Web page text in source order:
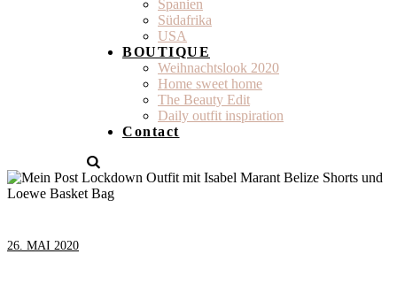
Spanien
Südafrika
USA
BOUTIQUE
Weihnachtslook 2020
Home sweet home
The Beauty Edit
Daily outfit inspiration
Contact
26. MAI 2020